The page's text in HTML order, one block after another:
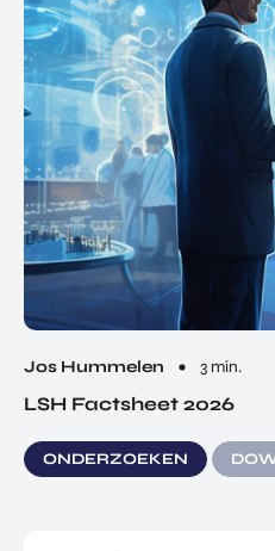
Jos Hummelen 3 min.
LSH Factsheet 2026
ONDERZOEKEN